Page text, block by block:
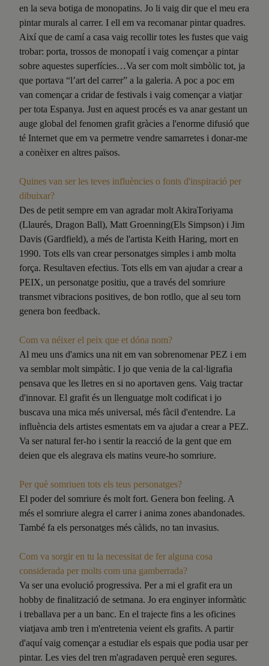
en la seva botiga de monopatins. Jo li vaig dir que el meu era
pintar murals al carrer. I ell em va recomanar pintar quadres.
Així que de camí a casa vaig recollir totes les fustes que vaig
trobar: porta, trossos de monopatí i vaig començar a pintar
sobre aquestes superfícies…Va ser com molt simbòlic tot, ja
que portava “l’art del carrer” a la galeria. A poc a poc em
van començar a cridar de festivals i vaig començar a viatjar
per tota Espanya. Just en aquest procés es va anar gestant un
auge global del fenomen grafit gràcies a l'enorme difusió que
té Internet que em va permetre vendre samarretes i donar-me
a conèixer en altres països.
Quines van ser les teves influències o fonts d'inspiració per
dibuixar?
Des de petit sempre em van agradar molt AkiraToriyama
(Llaurés, Dragon Ball), Matt Groenning(Els Simpson) i Jim
Davis (Gardfield), a més de l'artista Keith Haring, mort en
1990. Tots ells van crear personatges simples i amb molta
força. Resultaven efectius. Tots ells em van ajudar a crear a
PEIX, un personatge positiu, que a través del somriure
transmet vibracions positives, de bon rotllo, que al seu torn
genera bon feedback.
Com va néixer el peix que et dóna nom?
Al meu uns d'amics una nit em van sobrenomenar PEZ i em
va semblar molt simpàtic. I jo que venia de la cal·ligrafia
pensava que les lletres en si no aportaven gens. Vaig tractar
d'innovar. El grafit és un llenguatge molt codificat i jo
buscava una mica més universal, més fàcil d'entendre. La
influència dels artistes esmentats em va ajudar a crear a PEZ.
Va ser natural fer-ho i sentir la reacció de la gent que em
deien que els alegrava els matins veure-ho somriure.
Per què somriuen tots els teus personatges?
El poder del somriure és molt fort. Genera bon feeling. A
més el somriure alegra el carrer i anima zones abandonades.
També fa els personatges més càlids, no tan invasius.
Com va sorgir en tu la necessitat de fer alguna cosa
considerada per molts com una gamberrada?
Va ser una evolució progressiva. Per a mi el grafit era un
hobby de finalització de setmana. Jo era enginyer informàtic
i treballava per a un banc. En el trajecte fins a les oficines
viatjava amb tren i m'entretenia veient els grafits. A partir
d'aquí vaig començar a estudiar els espais que podia usar per
pintar. Les vies del tren m'agradaven perquè eren segures.